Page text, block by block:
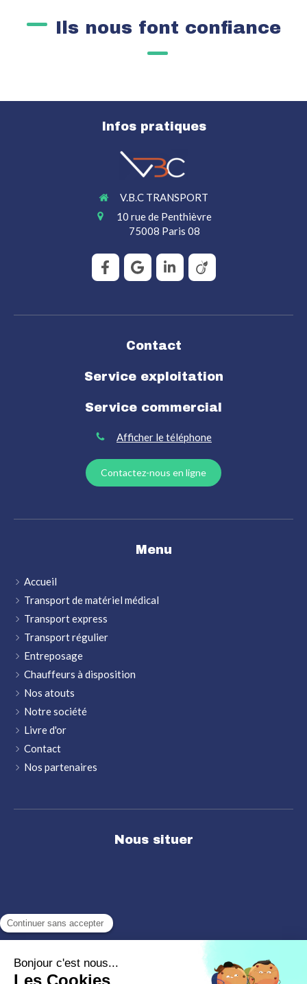
Ils nous font confiance
Infos pratiques
V.B.C TRANSPORT
10 rue de Penthièvre
75008 Paris 08
Contact
Service exploitation
Service commercial
Afficher le téléphone
Contactez-nous en ligne
Menu
Accueil
Transport de matériel médical
Transport express
Transport régulier
Entreposage
Chauffeurs à disposition
Nos atouts
Notre société
Livre d'or
Contact
Nos partenaires
Nous situer